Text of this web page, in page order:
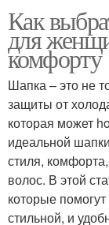
Как
для
комфорту
Шапка – это не
защиты от
которая может
идеальной
стиля,
волос. В этой
которые
стильной, и